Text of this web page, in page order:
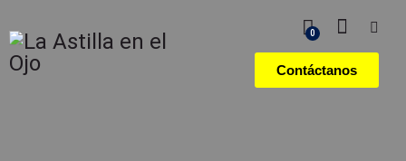
0
Contáctanos